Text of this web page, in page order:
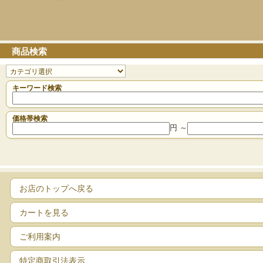
商品検索
キーワード検索
価格帯検索
円 ～
お店のトップへ戻る
カートを見る
ご利用案内
特定商取引法表示